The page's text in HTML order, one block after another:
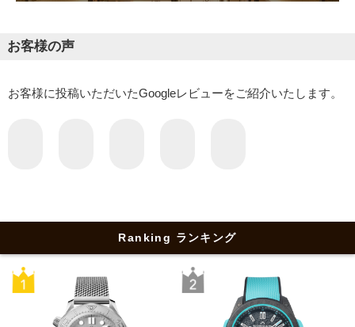
お客様の声
お客様に投稿いただいたGoogleレビューをご紹介いたします。
Ranking ランキング